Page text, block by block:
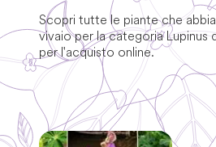
Scopri tutte le piante che
vivaio per la categoria Lupinus
per l'acquisto online.